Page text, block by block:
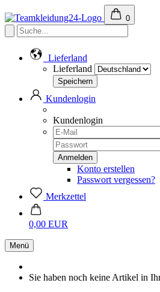
0
Lieferland
Lieferland
Kundenlogin
Kundenlogin
Konto erstellen
Passwort vergessen?
Merkzettel
0,00 EUR
Menü
Sie haben noch keine Artikel in